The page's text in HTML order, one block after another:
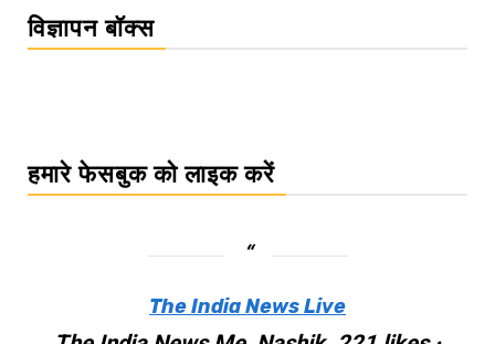
विज्ञापन बॉक्स
हमारे फेसबुक को लाइक करें
The India News Live